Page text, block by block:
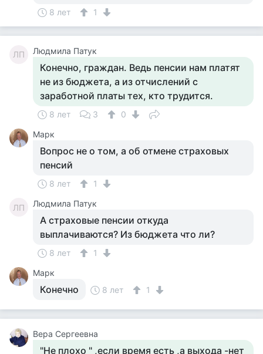
8 лет 1
ЛП Людмила Патук
Конечно, граждан. Ведь пенсии нам платят
не из бюджета, а из отчислений с
заработной платы тех, кто трудится.
8 лет 3
0
Марк
Вопрос не о том, а об отмене страховых
пенсий
8 лет 1
ЛП Людмила Патук
А страховые пенсии откуда
выплачиваются? Из бюджета что ли?
8 лет
1
Марк
Конечно 8 лет 1
Вера Сергеевна
"Не плохо " ,если время есть ,а выхода -нет